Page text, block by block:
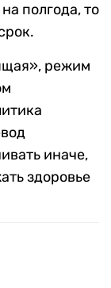
полгода, то
режим
иначе,
здоровье